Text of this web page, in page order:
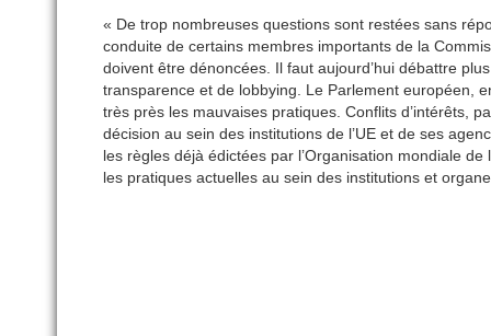
« De trop nombreuses questions sont restées sans
conduite de certains membres importants de la
doivent être dénoncées. Il faut aujourd’hui débattre
transparence et de lobbying. Le Parlement européen,
très près les mauvaises pratiques. Conflits d’intérêts,
décision au sein des institutions de l’UE et de ses
les règles déjà édictées par l’Organisation mondiale
les pratiques actuelles au sein des institutions et